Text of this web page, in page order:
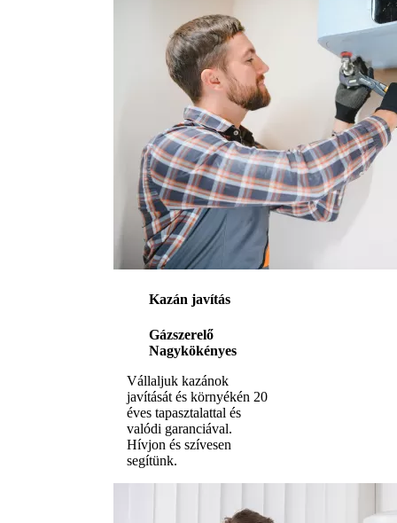
Kazán javítás
Gázszerelő
Nagykökényes
Vállaljuk kazánok
javítását és környékén 20
éves tapasztalattal és
valódi garanciával.
Hívjon és szívesen
segítünk.